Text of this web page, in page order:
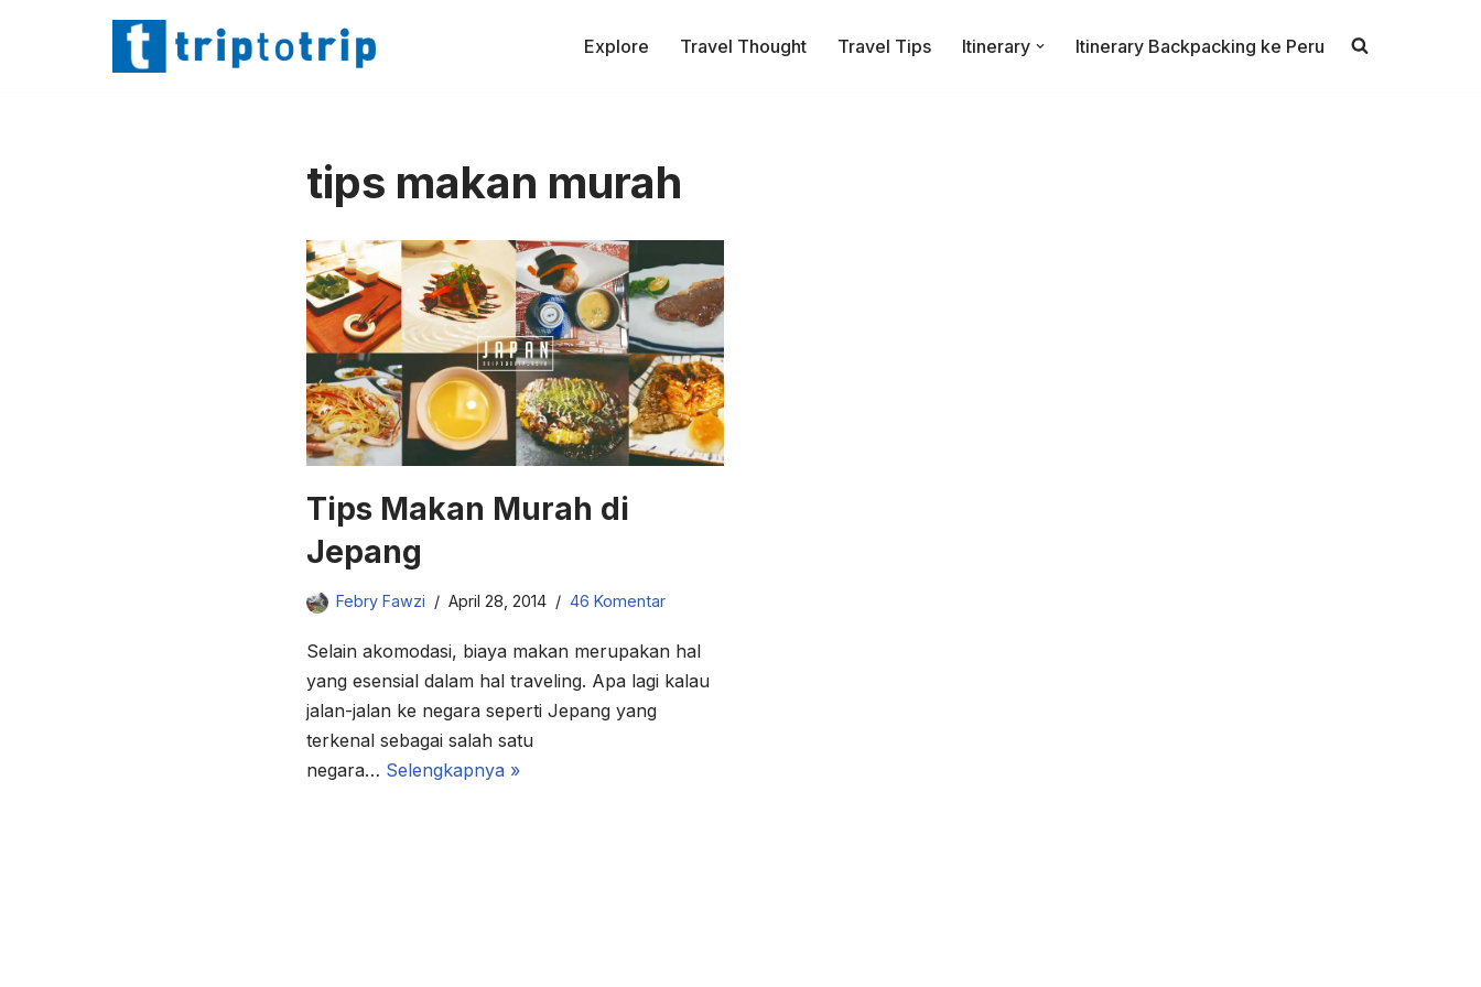
Explore Travel Thought Travel Tips Itinerary Itinerary Backpacking ke Peru
tips makan murah
Tips Makan Murah di
Jepang
Febry Fawzi April 28, 2014 46 Komentar
Selain akomodasi, biaya makan merupakan hal
yang esensial dalam hal traveling. Apa lagi kalau
jalan-jalan ke negara seperti Jepang yang
terkenal sebagai salah satu
negara… Selengkapnya »